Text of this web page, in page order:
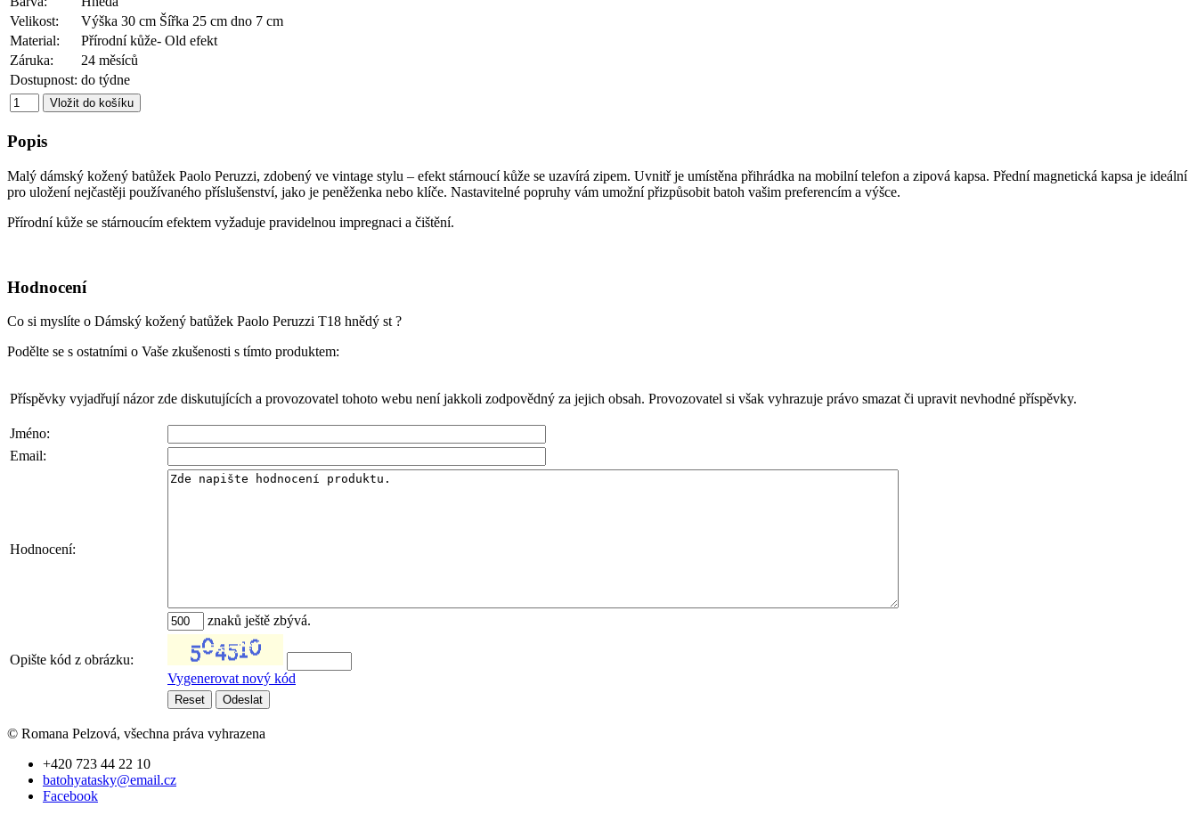
Velikost:
Výška 30 cm Šířka 25 cm dno 7 cm
Material:
Přírodní kůže- Old efekt
Záruka:
24 měsíců
Dostupnost: do týdne
Popis
Malý dámský kožený batůžek Paolo Peruzzi, zdobený ve vintage stylu – efekt stárnoucí kůže se uzavírá zipem. Uvnitř je umístěna přihrádka na mobilní telefon a zipová kapsa. Přední magnetická kapsa je ideální
pro uložení nejčastěji používaného příslušenství, jako je peněženka nebo klíče. Nastavitelné popruhy vám umožní přizpůsobit batoh vašim preferencím a výšce.
Přírodní kůže se stárnoucím efektem vyžaduje pravidelnou impregnaci a čištění.
Hodnocení
Co si myslíte o Dámský kožený batůžek Paolo Peruzzi T18 hnědý st ?
Podělte se s ostatními o Vaše zkušenosti s tímto produktem:
Příspěvky vyjadřují názor zde diskutujících a provozovatel tohoto webu není jakkoli zodpovědný za jejich obsah. Provozovatel si však vyhrazuje právo smazat či upravit nevhodné příspěvky.
Jméno:
Email:
Hodnocení:
znaků ještě zbývá.
Opište kód z obrázku:
Vygenerovat nový kód
© Romana Pelzová, všechna práva vyhrazena
+420 723 44 22 10
batohyatasky@email.cz
Facebook